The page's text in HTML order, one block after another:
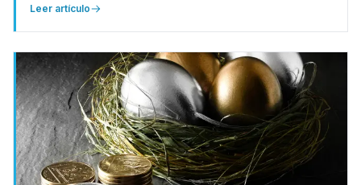
Leer artículo